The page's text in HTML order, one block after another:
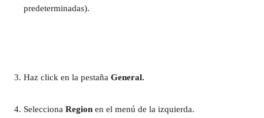
predeterminadas).
Haz click en la pestaña General.
Selecciona Region en el menú de la izquierda.